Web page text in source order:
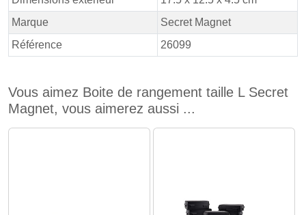
Marque
Secret Magnet
Référence
26099
Vous aimez Boite de rangement taille L Secret
Magnet, vous aimerez aussi ...